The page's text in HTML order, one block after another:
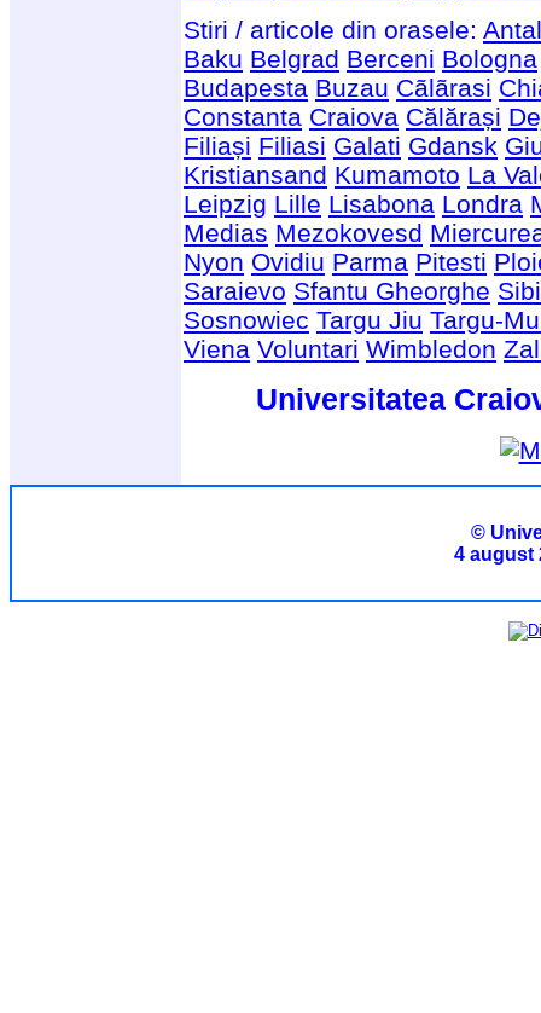
Stiri / articole din orasele:
Baku Belgrad Berceni Bologna
Budapesta Buzau Cãlãrasi
Constanta Craiova Călărași
Filiași Filiasi Galati Gdansk
Kristiansand Kumamoto La
Leipzig Lille Lisabona Londra
Medias Mezokovesd
Nyon Ovidiu Parma Pitesti
Saraievo Sfantu Gheorghe
Sosnowiec Targu Jiu Targu-
Viena Voluntari Wimbledon
Universitatea
©
4 august